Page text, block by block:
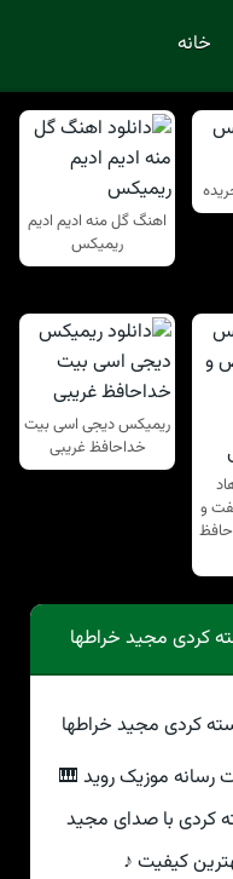
خانه
اهنگ گل منه ادیم ادیم
ریمیکس
و
ریمیکس دیجی اسی بیت
خداحافظ غریبی
کردی مجید خراطها
رسانه موزیک روید 🎹
کردی با صدای مجید
کیفیت ♪